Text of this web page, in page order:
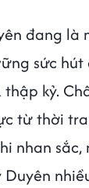
đang
sức
thập kỷ.
từ thời
nhan sắc,